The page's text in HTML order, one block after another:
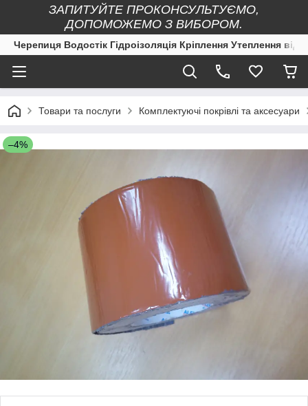
ЗАПИТУЙТЕ ПРОКОНСУЛЬТУЄМО,
ДОПОМОЖЕМО З ВИБОРОМ.
Черепиця Водостік Гідроізоляція Кріплення Утеплення
Товари та послуги Комплектуючі покрівлі та аксесуари
–4%